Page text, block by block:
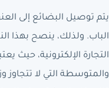
يتم توصيل البضائع إلى
الباب. ولذلك، ينصح بهذا
التجارة الإلكترونية، حيث